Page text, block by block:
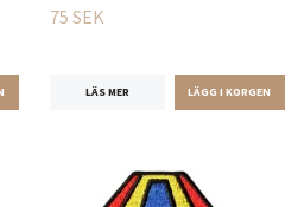
75 SEK
LÄS MER